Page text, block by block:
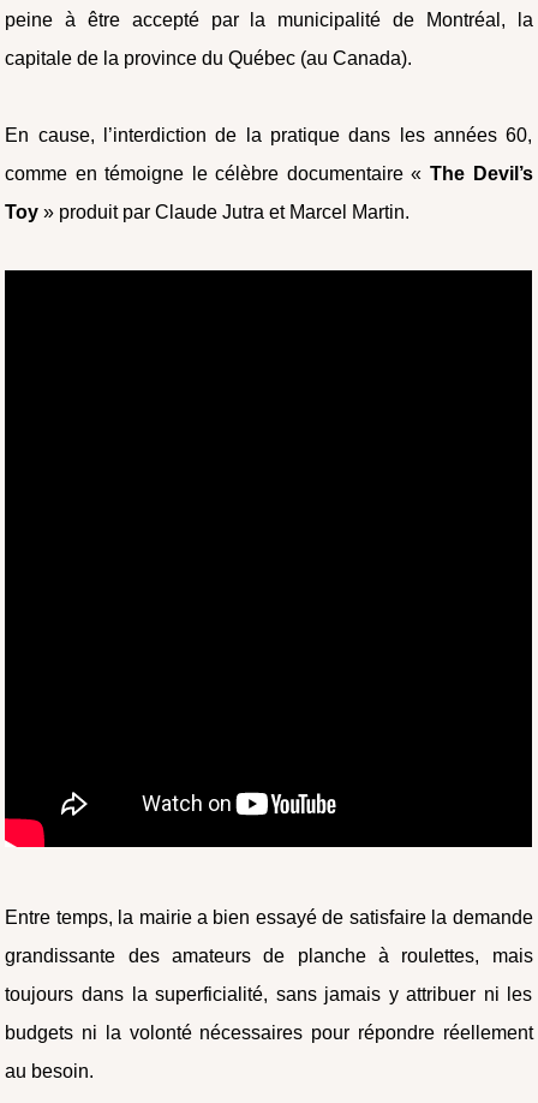
peine à être accepté par la municipalité de Montréal, la
capitale de la province du Québec (au Canada).
En cause, l’interdiction de la pratique dans les années 60,
comme en témoigne le célèbre documentaire « The Devil’s
Toy » produit par Claude Jutra et Marcel Martin.
Entre temps, la mairie a bien essayé de satisfaire la demande
grandissante des amateurs de planche à roulettes, mais
toujours dans la superficialité, sans jamais y attribuer ni les
budgets ni la volonté nécessaires pour répondre réellement
au besoin.